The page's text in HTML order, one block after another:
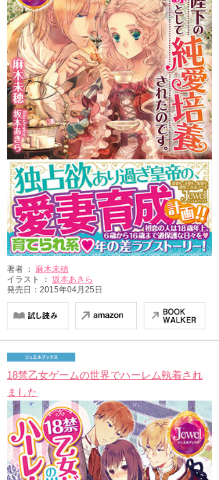
著者 ： 麻木未穂
イラスト ： 坂本あきら
発売日：2015年04月25日
18禁乙女ゲームの世界でハーレム執着され
ました